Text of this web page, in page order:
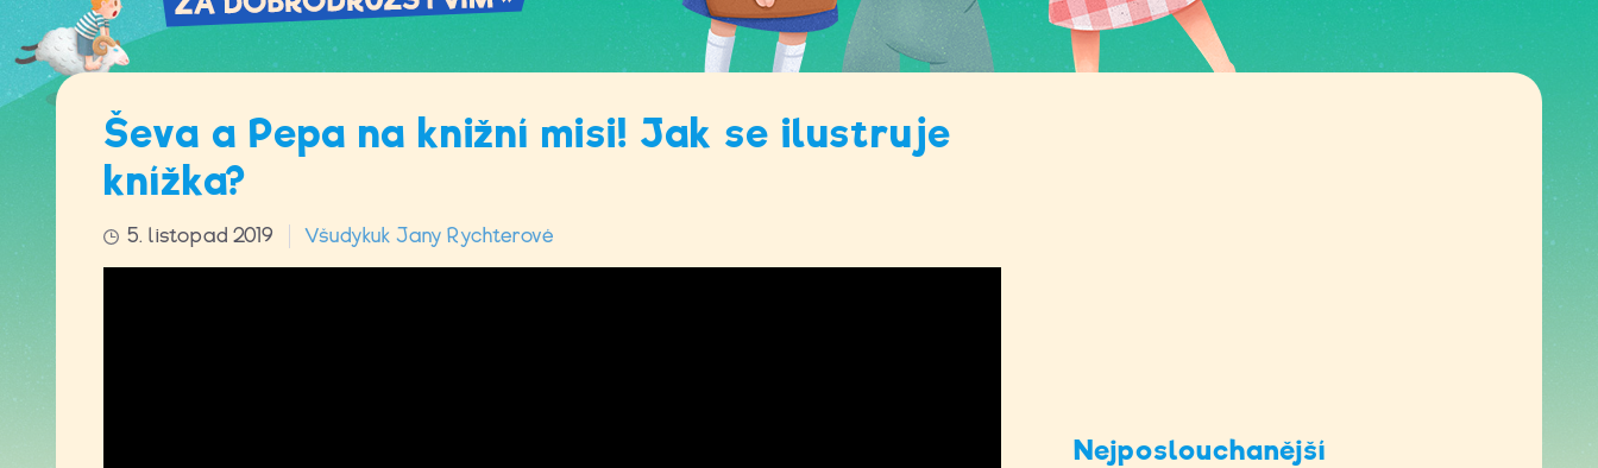
Ševa a Pepa na knižní misi! Jak se ilustruje
knížka?
5. listopad 2019 Všudykuk Jany Rychterové
Nejposlouchanější